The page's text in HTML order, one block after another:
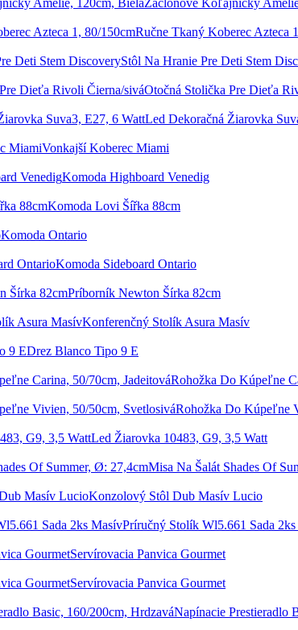
Ručne Tkaný Koberec Azteca
Stôl Na Hranie Pre Deti Stem
Otočná Stolička Pre Dieťa
Led Dekoračná Žiarovka
Vonkajší Koberec Miami
Komoda Highboard Venedig
Komoda Lovi Šířka 88cm
Komoda Ontario
Komoda Sideboard Ontario
Príborník Newton Šírka 82cm
Konferenčný Stolík Asura Masív
Drez Blanco Tipo 9 E
Rohožka Do Kúpeľne
Rohožka Do Kúpeľne
Led Žiarovka 10483, G9, 3,5 Watt
Misa Na Šalát Shades Of
Konzolový Stôl Dub Masív Lucio
Príručný Stolík Wl5.661 Sada
Servírovacia Panvica Gourmet
Servírovacia Panvica Gourmet
Napínacie Prestieradlo